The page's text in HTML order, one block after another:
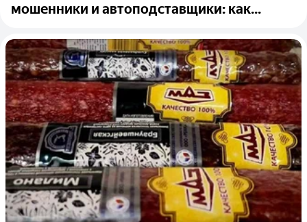
мошенники и автоподставщики: как...